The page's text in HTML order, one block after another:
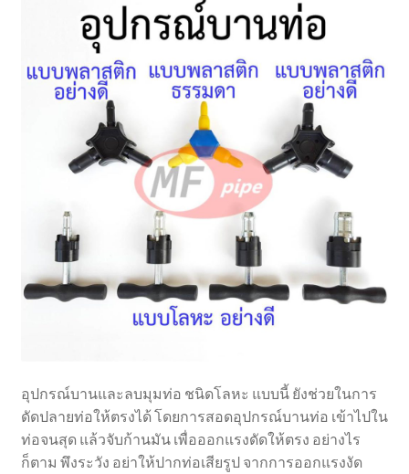
อุปกรณ์บานและลบมุมท่อ ชนิดโลหะ แบบนี้ ยังช่วยในการ
ดัดปลายท่อให้ตรงได้ โดยการสอดอุปกรณ์บานท่อ เข้าไปใน
ท่อจนสุด แล้วจับก้านมัน เพื่อออกแรงดัดให้ตรง อย่างไร
ก็ตาม พึงระวัง อย่าให้ปากท่อเสียรูป จากการออกแรงงัด